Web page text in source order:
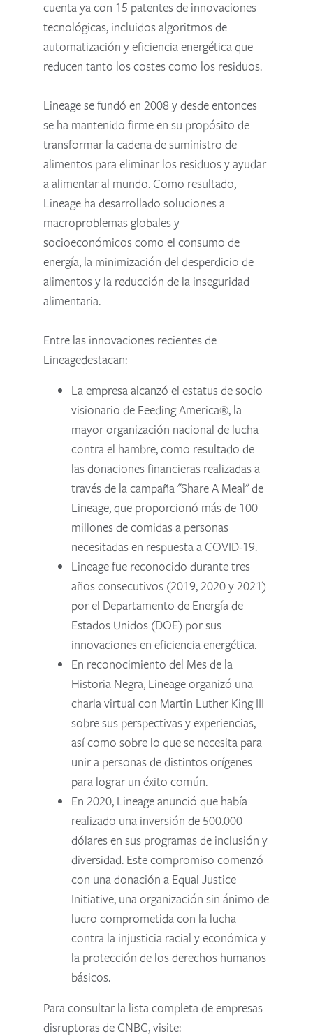
cuenta ya con 15 patentes de innovaciones
tecnológicas, incluidos algoritmos de
automatización y eficiencia energética que
reducen tanto los costes como los residuos.
Lineage se fundó en 2008 y desde entonces
se ha mantenido firme en su propósito de
transformar la cadena de suministro de
alimentos para eliminar los residuos y ayudar
a alimentar al mundo. Como resultado,
Lineage ha desarrollado soluciones a
macroproblemas globales y
socioeconómicos como el consumo de
energía, la minimización del desperdicio de
alimentos y la reducción de la inseguridad
alimentaria.
Entre las innovaciones recientes de
Lineagedestacan:
La empresa alcanzó el estatus de socio
visionario de Feeding America®, la
mayor organización nacional de lucha
contra el hambre, como resultado de
las donaciones financieras realizadas a
través de la campaña "Share A Meal" de
Lineage, que proporcionó más de 100
millones de comidas a personas
necesitadas en respuesta a COVID-19.
Lineage fue reconocido durante tres
años consecutivos (2019, 2020 y 2021)
por el Departamento de Energía de
Estados Unidos (DOE) por sus
innovaciones en eficiencia energética.
En reconocimiento del Mes de la
Historia Negra, Lineage organizó una
charla virtual con Martin Luther King III
sobre sus perspectivas y experiencias,
así como sobre lo que se necesita para
unir a personas de distintos orígenes
para lograr un éxito común.
En 2020, Lineage anunció que había
realizado una inversión de 500.000
dólares en sus programas de inclusión y
diversidad. Este compromiso comenzó
con una donación a Equal Justice
Initiative, una organización sin ánimo de
lucro comprometida con la lucha
contra la injusticia racial y económica y
la protección de los derechos humanos
básicos.
Para consultar la lista completa de empresas
disruptoras de CNBC, visite: